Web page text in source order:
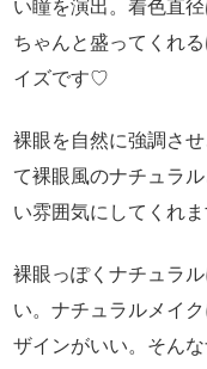
い瞳を演出。着色直
ちゃんと盛ってくれ
イズです♡
裸眼を自然に強調さ
て裸眼風のナチュラ
い雰囲気にしてくれま
裸眼っぽくナチュラ
い。ナチュラルメイ
ザインがいい。そん